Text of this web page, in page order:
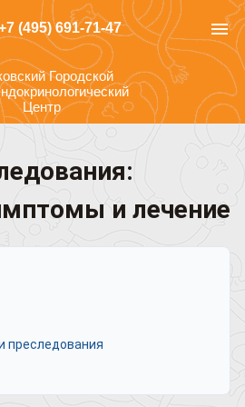
(495) 691-71-47 menu
Городской
Центр
и лечение
преследования